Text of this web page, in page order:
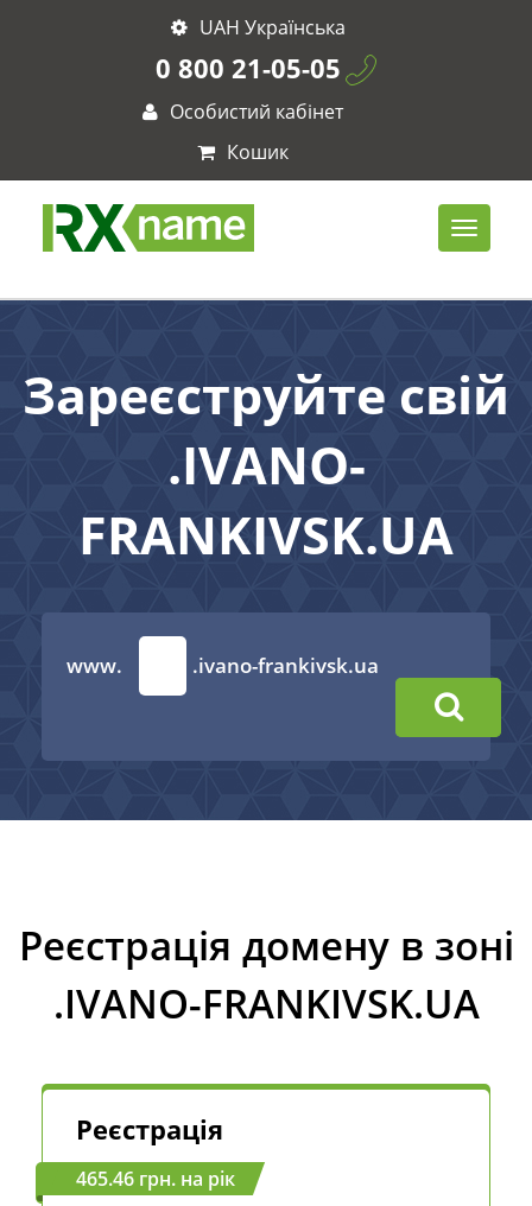
UAH Українська
0 800 21-05-05
Особистий кабінет
Кошик
Зареєструйте свій
.IVANO-
FRANKIVSK.UA
www. .ivano-frankivsk.ua
Реєстрація домену в зоні
.IVANO-FRANKIVSK.UA
Реєстрація
465.46 грн. на рік